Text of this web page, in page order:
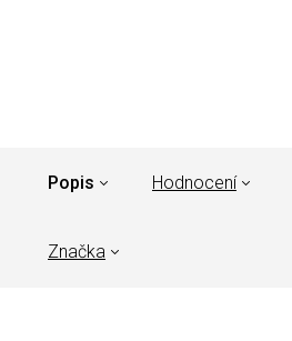
Popis Hodnocení
Značka